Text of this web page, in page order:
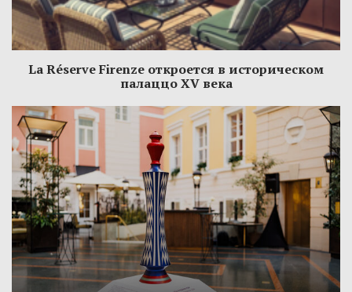
La Réserve Firenze откроется в историческом
палаццо XV века